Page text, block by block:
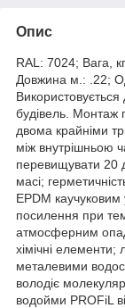
Опис
RAL: 7024; Вага,
Довжина м.: .22;
Використовується
будівель. Монтаж
двома крайніми
між внутрішньою
перевищувати 20
масі;
EPDM
посилення при
атмосферним
хімічні елементи;
металевими
володіє
водойми PROFiL